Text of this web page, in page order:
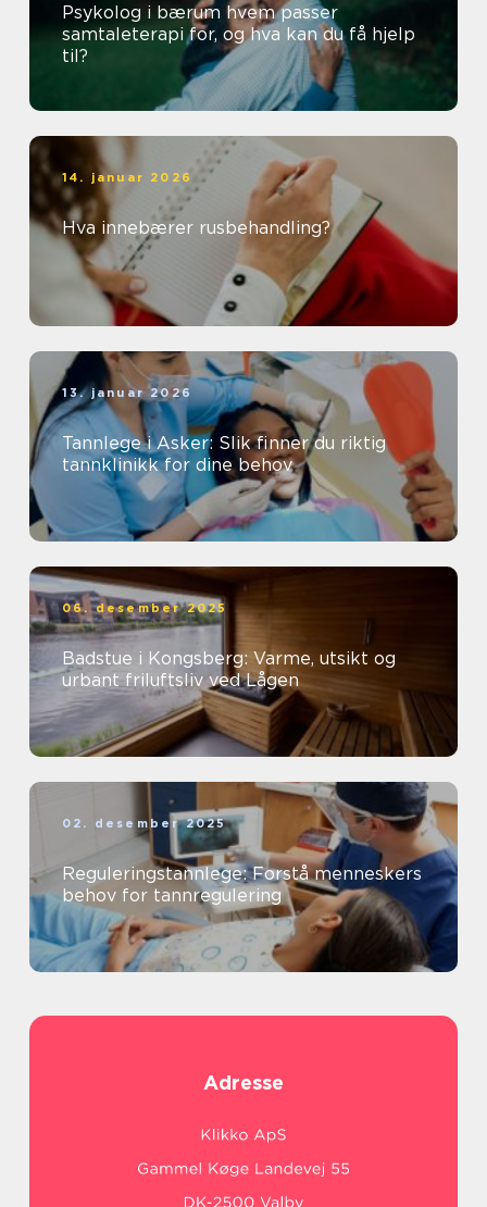
Psykolog i bærum hvem passer
samtaleterapi for, og hva kan du få hjelp
til?
14. januar 2026
Hva innebærer rusbehandling?
13. januar 2026
Tannlege i Asker: Slik finner du riktig
tannklinikk for dine behov
06. desember 2025
Badstue i Kongsberg: Varme, utsikt og
urbant friluftsliv ved Lågen
02. desember 2025
Reguleringstannlege: Forstå menneskers
behov for tannregulering
Adresse